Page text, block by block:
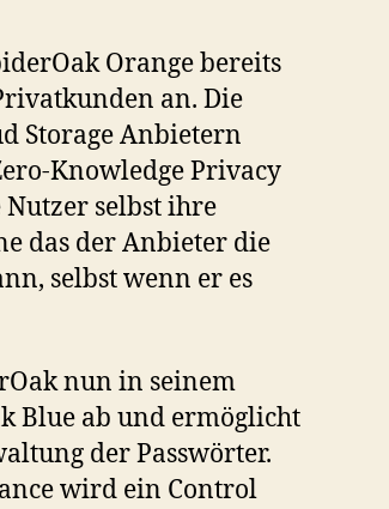
Orange bereits
an. Die
Storage Anbietern
Knowledge Privacy
Nutzer selbst ihre
das der Anbieter die
selbst wenn er es
nun in seinem
Blue ab und ermöglicht
der Passwörter.
wird ein Control